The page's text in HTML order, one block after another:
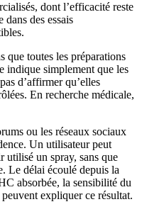
dont l’efficacité reste
des essais
que toutes les préparations
indique simplement que les
d’affirmer qu’elles
En recherche médicale,
ou les réseaux sociaux
Un utilisateur peut
utilisé un spray, sans que
Le délai écoulé depuis la
absorbée, la sensibilité du
expliquer ce résultat.